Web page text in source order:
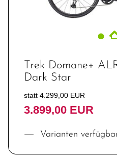
Trek Domane+
Dark Star
statt 4.299,00 EUR
3.899,00 EUR
Varianten